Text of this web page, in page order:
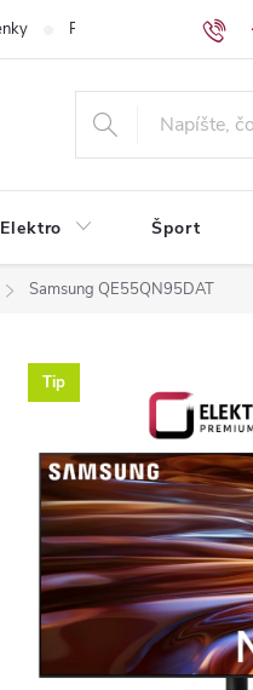
Podmienky ochrany
Elektro Šport
Samsung QE55QN95DAT
Tip